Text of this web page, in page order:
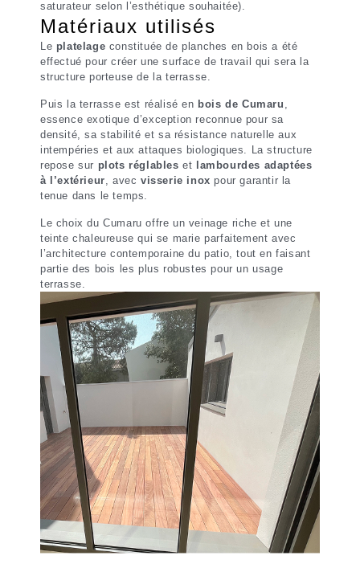
saturateur selon l’esthétique souhaitée).
Matériaux utilisés
Le platelage constituée de planches en bois a été
effectué pour créer une surface de travail qui sera la
structure porteuse de la terrasse.
Puis la terrasseest réalisé en bois de Cumaru ,
essence exotique d’exception reconnue pour sa
densité, sa stabilité et sa résistance naturelle aux
intempéries et aux attaques biologiques. La structure
repose sur plots réglables et
lambourdes adaptées
à l’extérieur, avecvisserie inox pour garantir la
tenue dans le temps.
Le choix du Cumaru offre un veinage riche et une
teinte chaleureuse qui se marie parfaitement avec
l’architecture contemporaine du patio, tout en faisant
partie des bois les plus robustes pour un usage
terrasse.